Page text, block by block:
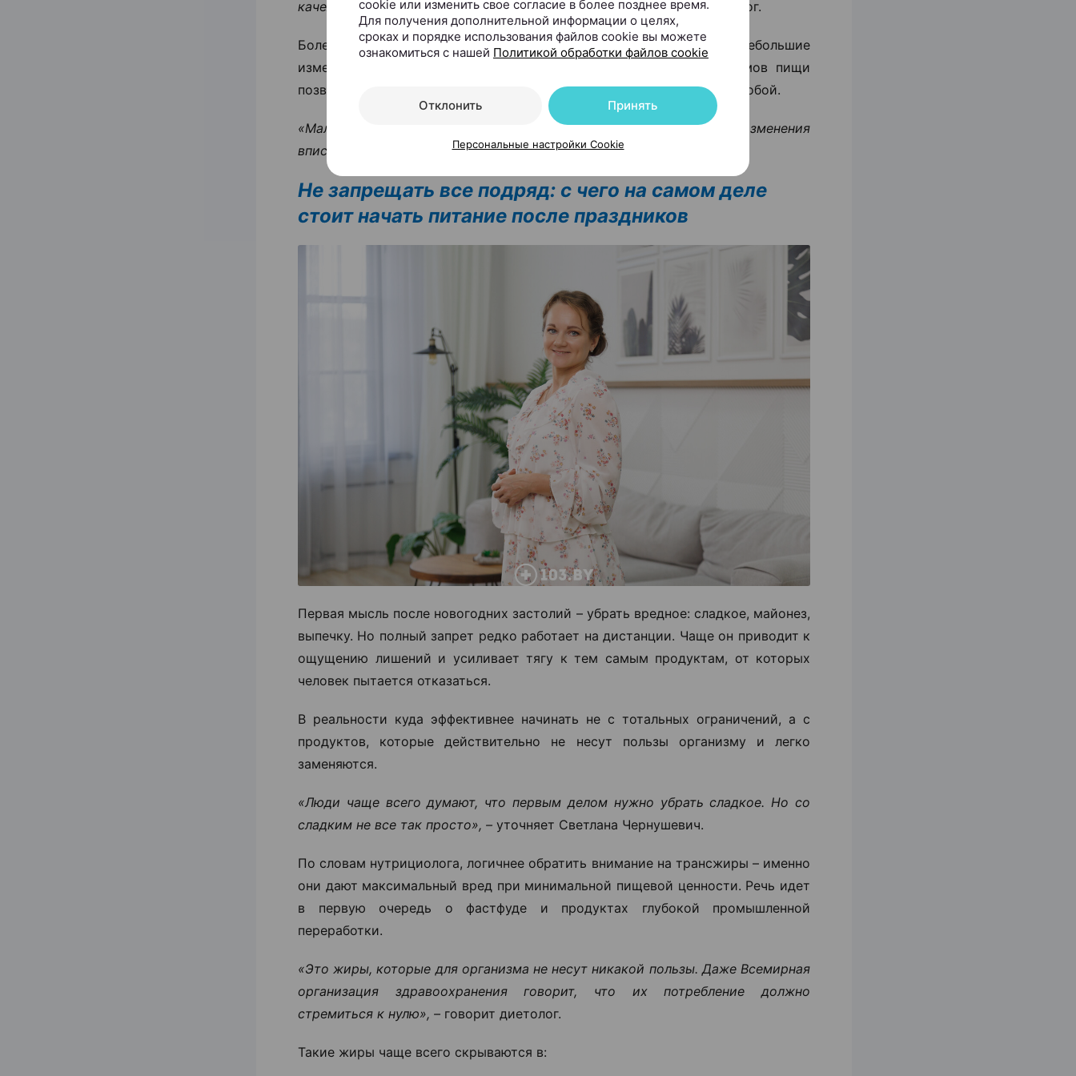
качели редко заканчиваются чем-то хорошим», – говорит нутрициолог.
Более устойчивый вариант – постепенный вход в режим. Небольшие
изменения в питании, внимание к порциям и регулярности приемов пищи
позволяют вернуться к привычному ритму без чувства насилия над собой.
«Маленькие шаги дают больший эффект, чем резкие рывки. Когда изменения
вписываются в жизнь, их легче удержать».
Не запрещать все подряд: с чего на самом деле
стоит начать питание после праздников
Первая мысль после новогодних застолий – убрать вредное: сладкое, майонез,
выпечку. Но полный запрет редко работает на дистанции. Чаще он приводит к
ощущению лишений и усиливает тягу к тем самым продуктам, от которых
человек пытается отказаться.
В реальности куда эффективнее начинать не с тотальных ограничений, а с
продуктов, которые действительно не несут пользы организму и легко
заменяются.
«Люди чаще всего думают, что первым делом нужно убрать сладкое. Но со
сладким не все так просто», – уточняет Светлана Чернушевич.
По словам нутрициолога, логичнее обратить внимание на трансжиры – именно
они дают максимальный вред при минимальной пищевой ценности. Речь идет
в первую очередь о фастфуде и продуктах глубокой промышленной
переработки.
«Это жиры, которые для организма не несут никакой пользы. Даже Всемирная
организация здравоохранения говорит, что их потребление должно
стремиться к нулю», – говорит диетолог.
Такие жиры чаще всего скрываются в:
cookie или изменить свое согласие в более позднее время.
Для получения дополнительной информации о целях,
сроках и порядке использования файлов cookie вы можете
ознакомиться с нашей Политикой обработки файлов cookie
Отклонить Принять
Персональные настройки Cookie